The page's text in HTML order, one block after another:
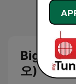
Big B
오)